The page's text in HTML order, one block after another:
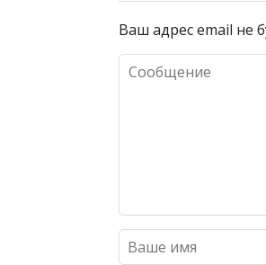
Ваш адрес email не